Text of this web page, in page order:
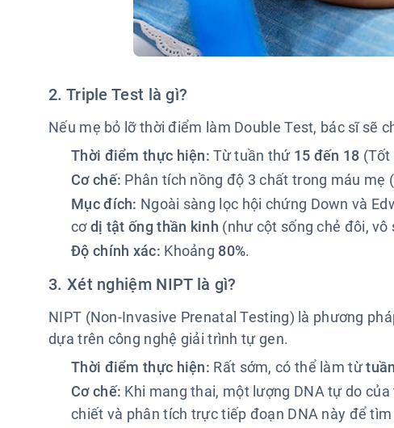
2. Triple Test là gì?
Nếu mẹ bỏ lỡ thời điểm làm Double Test, bác sĩ sẽ
Thời điểm thực hiện: Từ tuần thứ 15 đến 18 (Tốt
Cơ chế: Phân tích nồng độ 3 chất trong máu mẹ (
Mục đích: Ngoài sàng lọc hội chứng Down và
cơdị tật ống thần kinh (như cột sống chẻ đôi, vô
Độ chính xác: Khoảng 80%.
3. Xét nghiệm NIPT là gì?
NIPT (Non-Invasive Prenatal Testing) là phương
dựa trên công nghệ giải trình tự gen.
Thời điểm thực hiện: Rất sớm, có thể làm từ
Cơ chế: Khi mang thai, một lượng DNA tự do
chiết và phân tích trực tiếp đoạn DNA này để